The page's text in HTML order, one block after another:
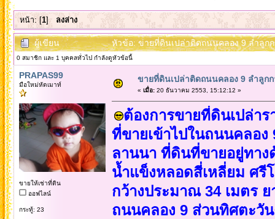
หน้า: [1] ลงล่าง
ผู้เขียน หัวข้อ: ขายที่ดินเปล่าติดถนนคลอง 9 ลำลูก
0 สมาชิก และ 1 บุคคลทั่วไป กำลังดูหัวข้อนี้
PRAPAS99
มือใหม่หัดเมาท์
ขายให้เช่าที่ดิน
ออฟไลน์
กระทู้: 23
ขายที่ดินเปล่าติดถนนคลอง 9 ลำลูก
« เมื่อ:20 ธันวาคม 2553, 15:12:12 »
ต้องการขายที่ดินเปล่า
ที่ขายเข้าไปในถนนคลอง
ลานนา ที่ดินที่ขายอยู่ทาง
น้ำแข็งหลอดสี่เหลี่ยม ศรี
กว้างประมาณ 34 เมตร
ถนนคลอง 9 ส่วนทิศตะวั